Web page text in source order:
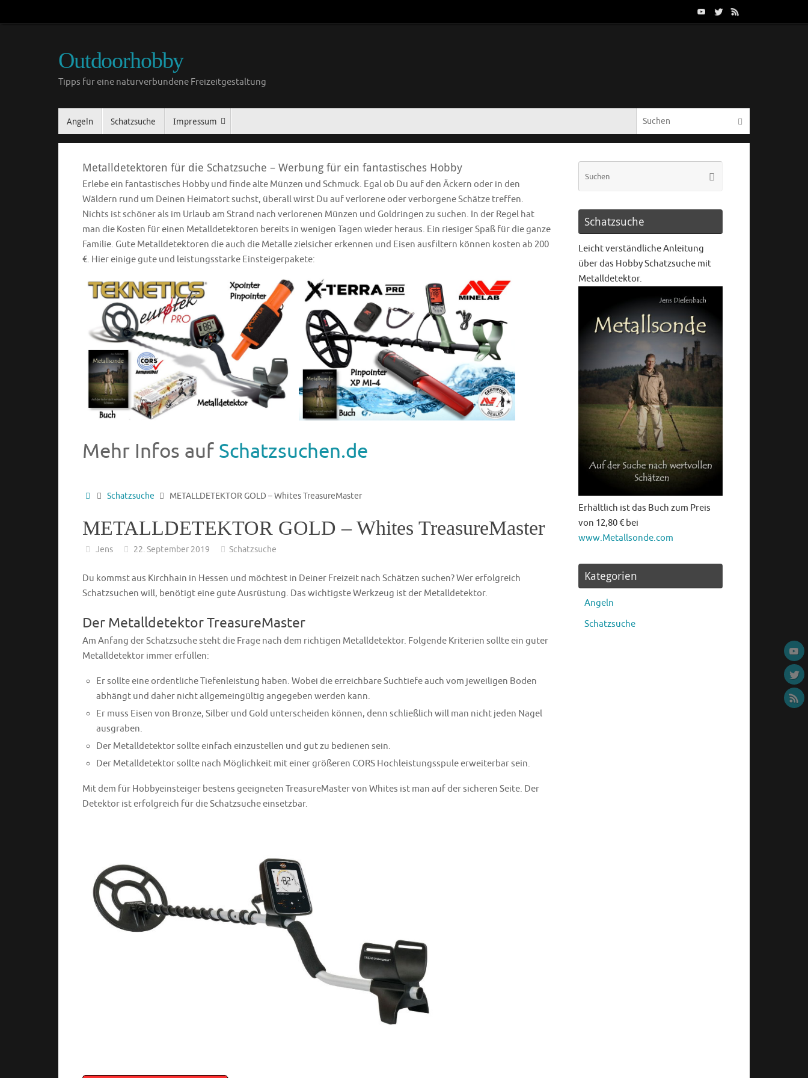
Outdoorhobby
Tipps für eine naturverbundene Freizeitgestaltung
Angeln Schatzsuche Impressum
Metalldetektoren für die Schatzsuche – Werbung für ein fantastisches Hobby
Erlebe ein fantastisches Hobby und finde alte Münzen und Schmuck. Egal ob Du auf den Äckern oder in den
Wäldern rund um Deinen Heimatort suchst, überall wirst Du auf verlorene oder verborgene Schätze treffen.
Nichts ist schöner als im Urlaub am Strand nach verlorenen Münzen und Goldringen zu suchen. In der Regel hat
man die Kosten für einen Metalldetektoren bereits in wenigen Tagen wieder heraus. Ein riesiger Spaß für die ganze
Familie. Gute Metalldetektoren die auch die Metalle zielsicher erkennen und Eisen ausfiltern können kosten ab 200
€. Hier einige gute und leistungsstarke Einsteigerpakete:
Mehr Infos auf Schatzsuchen.de
Schatzsuche METALLDETEKTOR GOLD – Whites TreasureMaster
METALLDETEKTOR GOLD – Whites TreasureMaster
Jens 22. September 2019 Schatzsuche
Du kommst aus Kirchhain in Hessen und möchtest in Deiner Freizeit nach Schätzen suchen? Wer erfolgreich
Schatzsuchen will, benötigt eine gute Ausrüstung. Das wichtigste Werkzeug ist der Metalldetektor.
Der Metalldetektor TreasureMaster
Am Anfang der Schatzsuche steht die Frage nach dem richtigen Metalldetektor. Folgende Kriterien sollte ein guter
Metalldetektor immer erfüllen:
Er sollte eine ordentliche Tiefenleistung haben. Wobei die erreichbare Suchtiefe auch vom jeweiligen Boden
abhängt und daher nicht allgemeingültig angegeben werden kann.
Er muss Eisen von Bronze, Silber und Gold unterscheiden können, denn schließlich will man nicht jeden Nagel
ausgraben.
Der Metalldetektor sollte einfach einzustellen und gut zu bedienen sein.
Der Metalldetektor sollte nach Möglichkeit mit einer größeren CORS Hochleistungsspule erweiterbar sein.
Mit dem für Hobbyeinsteiger bestens geeigneten TreasureMaster von Whites ist man auf der sicheren Seite. Der
Detektor ist erfolgreich für die Schatzsuche einsetzbar.
Schatzsuche
Leicht verständliche Anleitung
über das Hobby Schatzsuche mit
Metalldetektor.
Erhältlich ist das Buch zum Preis
von 12,80 € bei
www.Metallsonde.com
Kategorien
Angeln
Schatzsuche